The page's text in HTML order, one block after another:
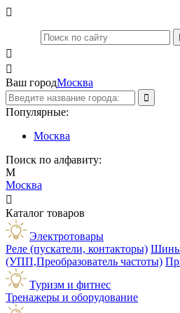



Ваш городМосква
Популярные:
Москва
Поиск по алфавиту:
М
Москва

Каталог товаров
Электротовары
Реле (пускатели, контакторы) Шины
(УПП,Преобразователь частоты)
Туризм и фитнес
Тренажеры и оборудование